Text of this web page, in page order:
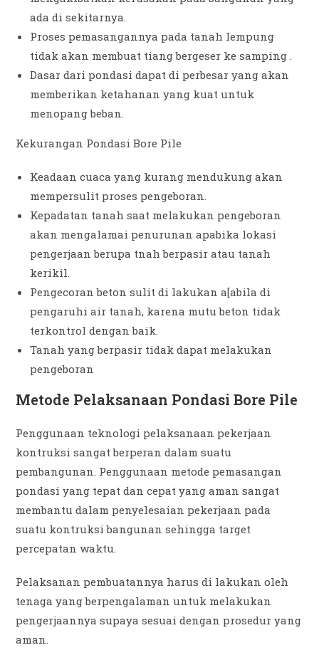
ada di sekitarnya.
Proses pemasangannya pada tanah lempung
tidak akan membuat tiang bergeser ke samping .
Dasar dari pondasi dapat di perbesar yang akan
memberikan ketahanan yang kuat untuk
menopang beban.
Kekurangan Pondasi Bore Pile
Keadaan cuaca yang kurang mendukung akan
mempersulit proses pengeboran.
Kepadatan tanah saat melakukan pengeboran
akan mengalamai penurunan apabika lokasi
pengerjaan berupa tnah berpasir atau tanah
kerikil.
Pengecoran beton sulit di lakukan a[abila di
pengaruhi air tanah, karena mutu beton tidak
terkontrol dengan baik.
Tanah yang berpasir tidak dapat melakukan
pengeboran
Metode Pelaksanaan Pondasi Bore Pile
Penggunaan teknologi pelaksanaan pekerjaan
kontruksi sangat berperan dalam suatu
pembangunan. Penggunaan metode pemasangan
pondasi yang tepat dan cepat yang aman sangat
membantu dalam penyelesaian pekerjaan pada
suatu kontruksi bangunan sehingga target
percepatan waktu.
Pelaksanan pembuatannya harus di lakukan oleh
tenaga yang berpengalaman untuk melakukan
pengerjaannya supaya sesuai dengan prosedur yang
aman.